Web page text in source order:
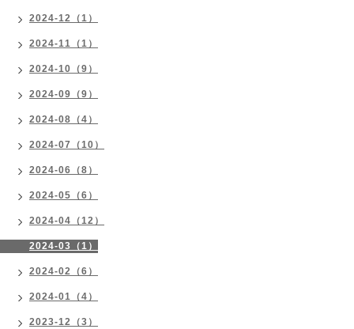
2024-12（1）
2024-11（1）
2024-10（9）
2024-09（9）
2024-08（4）
2024-07（10）
2024-06（8）
2024-05（6）
2024-04（12）
2024-03（1）
2024-02（6）
2024-01（4）
2023-12（3）